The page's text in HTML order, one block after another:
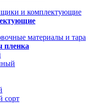
и комплектующие
материалы и тара
пленка
сорт